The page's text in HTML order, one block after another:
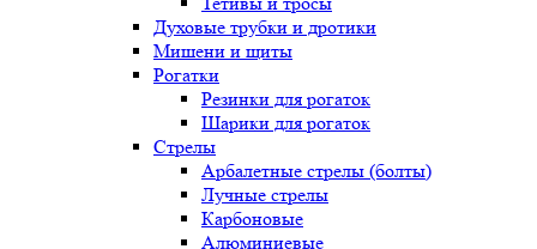
Духовые трубки и дротики
Мишени и щиты
Рогатки
Резинки для рогаток
Шарики для рогаток
Стрелы
Арбалетные стрелы (болты)
Лучные стрелы
Карбоновые
Алюминиевые